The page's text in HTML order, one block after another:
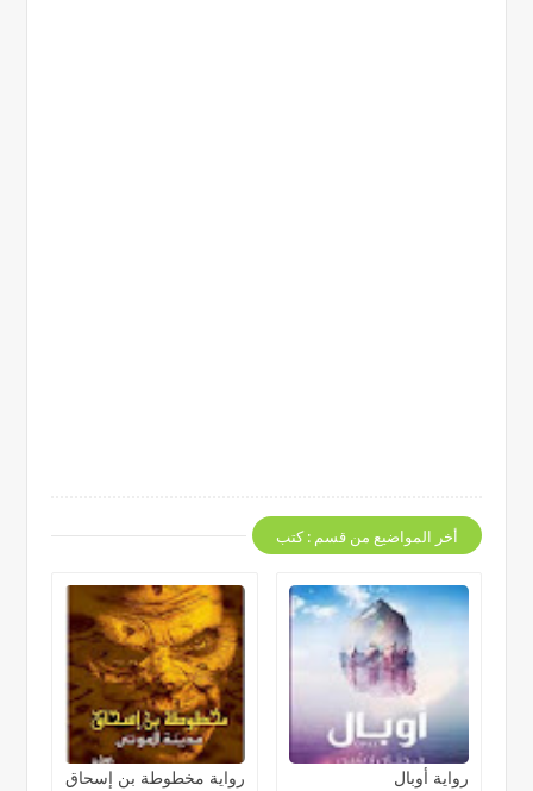
أخر المواضيع من قسم : كتب
رواية أوبال
رواية مخطوطة بن إسحاق